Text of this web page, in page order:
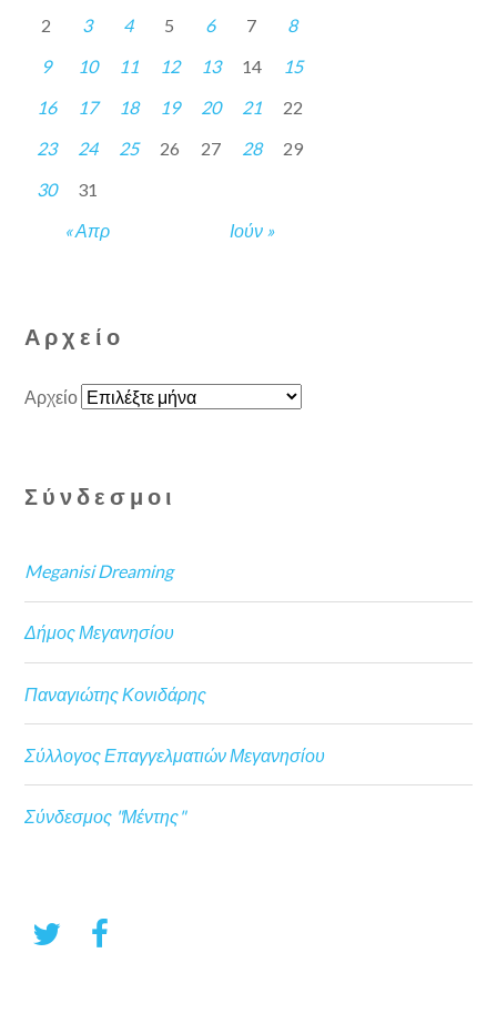
« Απρ Ιούν »
2
3 4 5 6 7
8
9
10 11 12 13 14
15
16
17 18 19 20 21
22
23
24 25 26 27 28
29
30
31
Αρχείο
Αρχείο
Σύνδεσμοι
Meganisi Dreaming
Δήμος Μεγανησίου
Παναγιώτης Κονιδάρης
Σύλλογος Επαγγελματιών Μεγανησίου
Σύνδεσμος "Μέντης"